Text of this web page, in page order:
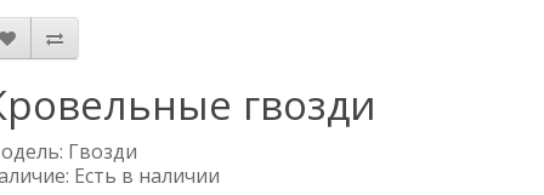
гвозди
Гвозди
Есть в наличии